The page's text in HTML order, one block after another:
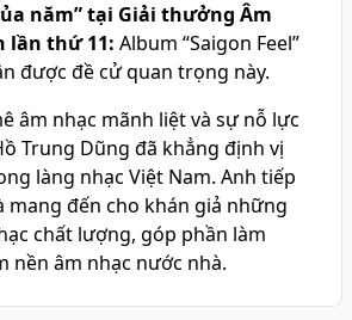
năm” tại Giải thưởng Âm
lần thứ 11: Album “Saigon Feel”
được đề cử quan trọng này.
âm nhạc mãnh liệt và sự nỗ lực
Trung Dũng đã khẳng định vị
làng nhạc Việt Nam. Anh tiếp
mang đến cho khán giả những
chất lượng, góp phần làm
nền âm nhạc nước nhà.